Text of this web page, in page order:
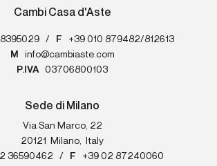
Cambi Casa d'Aste
/ F
+39 010 879482/812613
M
info@cambiaste.com
P.IVA
03706800103
Sede di Milano
Via San Marco, 22
20121
Milano,
Italy
36590462 / F
+39 02 87240060